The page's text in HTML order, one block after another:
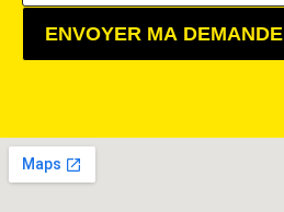
ENVOYER MA DEMANDE